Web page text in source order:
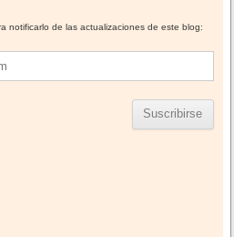
notificarlo de las actualizaciones de este blog: